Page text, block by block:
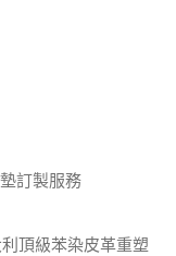
訂製服務
頂級苯染皮革重塑